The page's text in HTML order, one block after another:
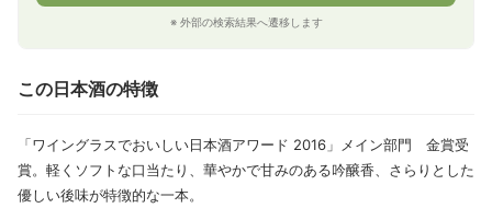
※ 外部の検索結果へ遷移します
この日本酒の特徴
「ワイングラスでおいしい日本酒アワード 2016」メイン部門 金賞受
賞。軽くソフトな口当たり、華やかで甘みのある吟醸香、さらりとした
優しい後味が特徴的な一本。